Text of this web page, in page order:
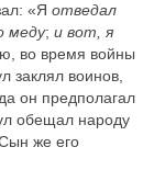
«Я отведал
меду; и вот, я
во время войны
заклял воинов,
он предполагал
обещал народу
же его